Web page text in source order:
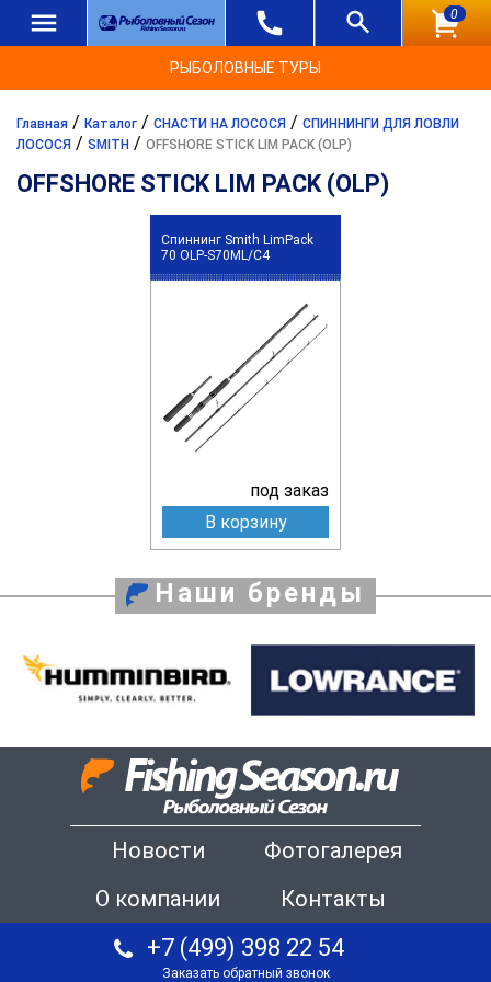
0
РЫБОЛОВНЫЕ ТУРЫ
Главная / Каталог / СНАСТИ НА ЛОСОСЯ / СПИННИНГИ ДЛЯ ЛОВЛИ
ЛОСОСЯ / SMITH / OFFSHORE STICK LIM PACK (OLP)
OFFSHORE STICK LIM PACK (OLP)
Спиннинг Smith LimPack
70 OLP-S70ML/C4
под заказ
В корзину
Наши бренды
Новости
Фотогалерея
О компании
Контакты
+7 (499) 398 22 54
Заказать обратный звонок